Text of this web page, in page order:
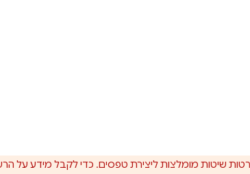
שיטות מומלצות ליצירת טפסים. כדי לקבל מידע על